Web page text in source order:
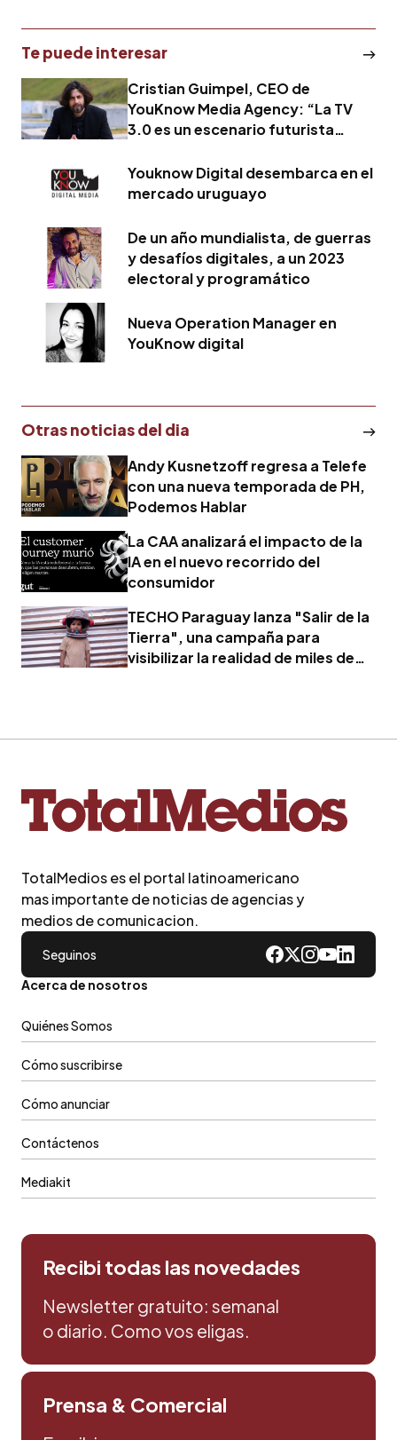
Te puede interesar
Cristian Guimpel, CEO de
YouKnow Media Agency: “La TV
3.0 es un escenario futurista
Youknow Digital desembarca en el
mercado uruguayo
De un año mundialista, de guerras
y desafíos digitales, a un 2023
electoral y programático
Nueva Operation Manager en
YouKnow digital
Otras noticias del dia
Andy Kusnetzoff regresa a Telefe
con una nueva temporada de PH,
Podemos Hablar
La CAA analizará el impacto de la
IA en el nuevo recorrido del
consumidor
TECHO Paraguay lanza "Salir de la
Tierra", una campaña para
visibilizar la realidad de miles de
TotalMedios es el portal latinoamericano
mas importante de noticias de agencias y
medios de comunicacion.
Seguinos
Acerca de nosotros
Quiénes Somos
Cómo suscribirse
Cómo anunciar
Contáctenos
Mediakit
Recibi todas las novedades
Newsletter gratuito: semanal
o diario. Como vos eligas.
Prensa & Comercial